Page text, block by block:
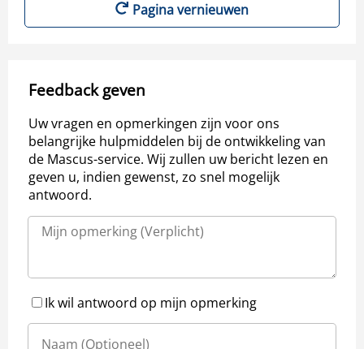
Pagina vernieuwen
Feedback geven
Uw vragen en opmerkingen zijn voor ons
belangrijke hulpmiddelen bij de ontwikkeling van
de Mascus-service. Wij zullen uw bericht lezen en
geven u, indien gewenst, zo snel mogelijk
antwoord.
Ik wil antwoord op mijn opmerking